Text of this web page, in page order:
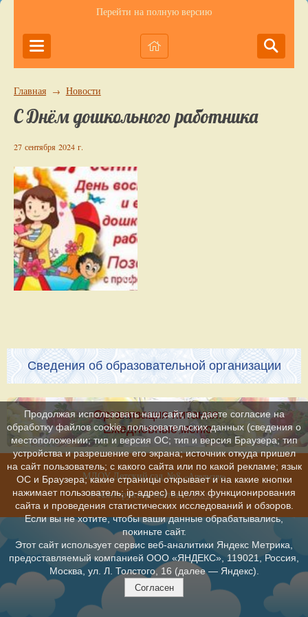
Перейти на полную версию
Главная → Новости
С Днём дошкольного работника
27 сентября 2024 г.
Сведения об образовательной организации
Организация питания.
Ежедневные меню
МДОУ Детский сад №8«Апельсин»
© Конструктор сайтовNubex.ru
Продолжая использовать наш сайт, вы даете согласие на
обработку файлов cookie, пользовательских данных (сведения о
местоположении; тип и версия ОС; тип и версия Браузера; тип
устройства и разрешение его экрана; источник откуда пришел
на сайт пользователь; с какого сайта или по какой рекламе; язык
ОС и Браузера; какие страницы открывает и на какие кнопки
нажимает пользователь; ip-адрес) в целях функционирования
сайта и проведения статистических исследований и обзоров.
Если вы не хотите, чтобы ваши данные обрабатывались,
покиньте сайт.
Этот сайт использует сервис веб-аналитики Яндекс Метрика,
предоставляемый компанией ООО «ЯНДЕКС», 119021, Россия,
Москва, ул. Л. Толстого, 16 (далее — Яндекс).
Согласен